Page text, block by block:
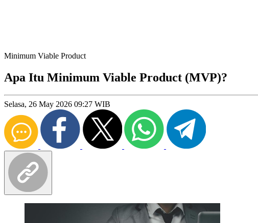
Minimum Viable Product
Apa Itu Minimum Viable Product (MVP)?
Selasa, 26 May 2026 09:27 WIB